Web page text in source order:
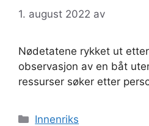
1. august 2022 av
Nødetatene rykket ut
observasjon av en båt
ressurser søker etter
Kategorier
Innenriks